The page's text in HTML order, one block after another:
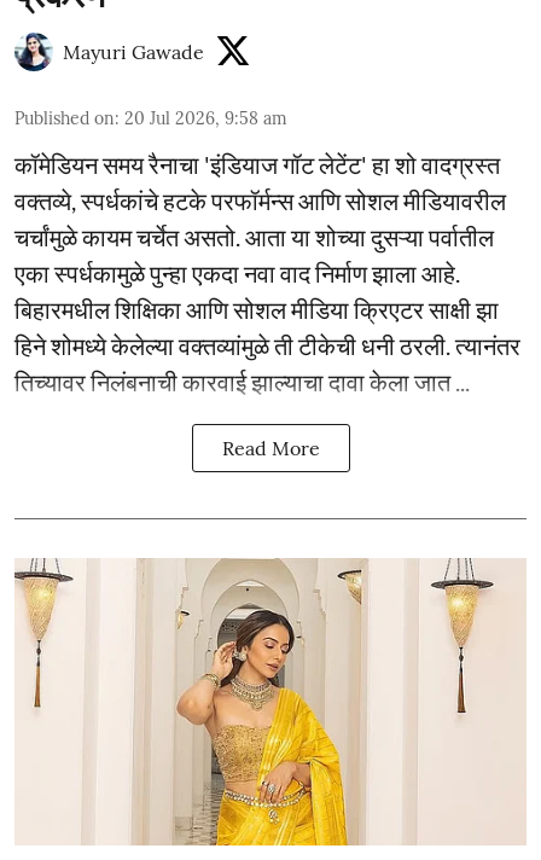
Mayuri Gawade
Published on: 20 Jul 2026, 9:58 am
कॉमेडियन समय रैनाचा 'इंडियाज गॉट लेटेंट' हा शो वादग्रस्त
वक्तव्ये, स्पर्धकांचे हटके परफॉर्मन्स आणि सोशल मीडियावरील
चर्चांमुळे कायम चर्चेत असतो. आता या शोच्या दुसऱ्या पर्वातील
एका स्पर्धकामुळे पुन्हा एकदा नवा वाद निर्माण झाला आहे.
बिहारमधील शिक्षिका आणि सोशल मीडिया क्रिएटर साक्षी झा
हिने शोमध्ये केलेल्या वक्तव्यांमुळे ती टीकेची धनी ठरली. त्यानंतर
तिच्यावर निलंबनाची कारवाई झाल्याचा दावा केला जात ...
Read More